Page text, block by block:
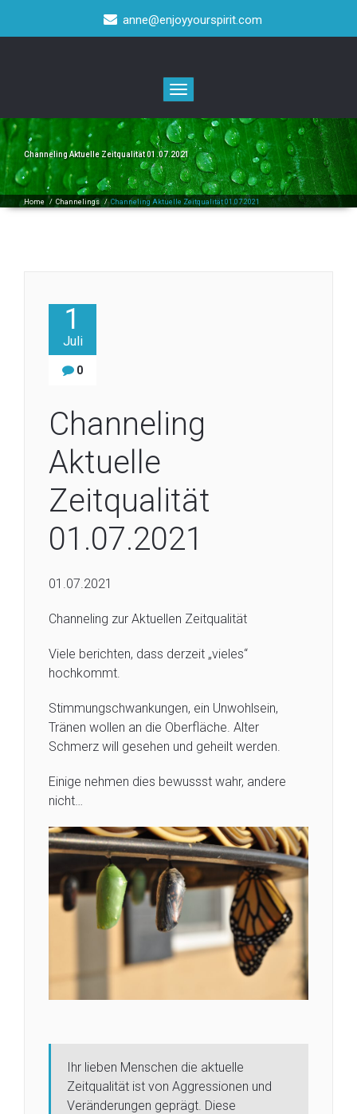
anne@enjoyyourspirit.com
Toggle
navigation
Channeling Aktuelle Zeitqualität 01.07.2021
Home / Channelings/Channeling Aktuelle Zeitqualität 01.07.2021
1
Juli
0
Channeling
Aktuelle
Zeitqualität
01.07.2021
01.07.2021
Channeling zur Aktuellen Zeitqualität
Viele berichten, dass derzeit „vieles“
hochkommt.
Stimmungschwankungen, ein Unwohlsein,
Tränen wollen an die Oberfläche. Alter
Schmerz will gesehen und geheilt werden.
Einige nehmen dies bewussst wahr, andere
nicht…
Ihr lieben Menschen die aktuelle
Zeitqualität ist von Aggressionen und
Veränderungen geprägt. Diese